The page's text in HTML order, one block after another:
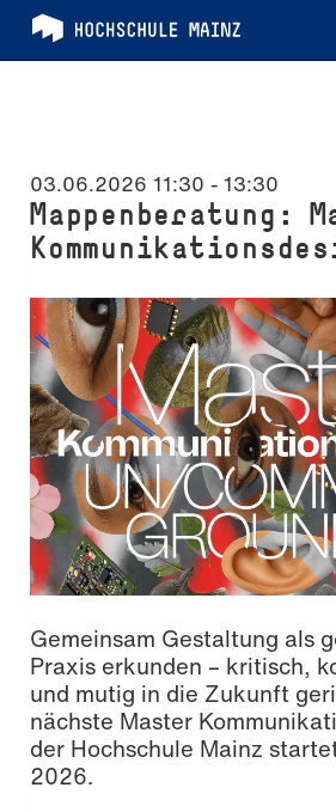
03.06.2026 11:30 - 13:30
Mappenberatung:
Gemeinsam Gestaltung als
Praxis erkunden – kritisch,
und mutig in die Zukunft
nächste Master
der Hochschule Mainz
2026.